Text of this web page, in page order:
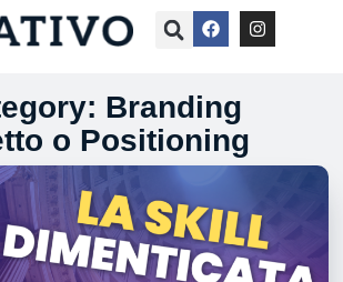
Branding
o Positioning